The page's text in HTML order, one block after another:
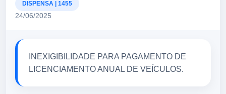
DISPENSA | 1455
24/06/2025
INEXIGIBILIDADE PARA PAGAMENTO DE
LICENCIAMENTO ANUAL DE VEÍCULOS.